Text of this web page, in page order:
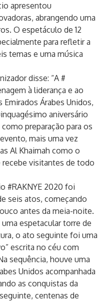
apresentou
abrangendo uma
O espetáculo de 12
para refletir a
temas e uma música
disse: “A #
à liderança e ao
Emirados Árabes Unidos,
aniversário
preparação para os
mais uma vez
Al Khaimah como o
visitantes de todo
#RAKNYE 2020 foi
seis atos, começando
antes da meia-noite.
espetacular torre de
o ato seguinte foi uma
escrita no céu com
sequência, houve uma
Unidos acompanhada
as conquistas da
centenas de